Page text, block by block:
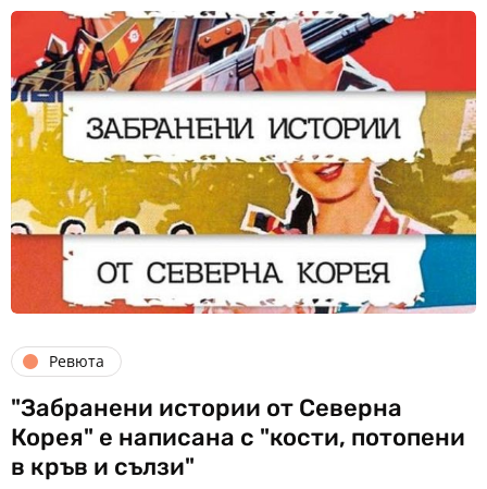
Ревюта
"Забранени истории от Северна
Корея" е написана с "кости, потопени
в кръв и сълзи"